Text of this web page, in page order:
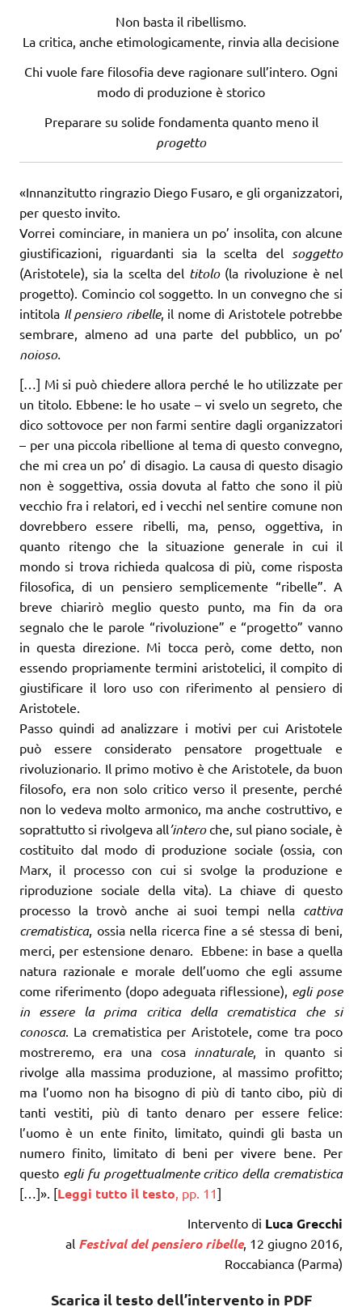
Non basta il ribellismo.
La critica, anche etimologicamente, rinvia alla decisione
Chi vuole fare filosofia deve ragionare sull’intero. Ogni
modo di produzione è storico
Preparare su solide fondamenta quanto meno il
progetto
«Innanzitutto ringrazio Diego Fusaro, e gli organizzatori,
per questo invito.
Vorrei cominciare, in maniera un po’ insolita, con alcune
giustificazioni, riguardanti sia la scelta del soggetto
(Aristotele), sia la scelta del titolo(la rivoluzione è nel
progetto). Comincio col soggetto. In un convegno che si
intitola Il pensiero ribelle, il nome di Aristotele potrebbe
sembrare, almeno ad una parte del pubblico, un po’
noioso.
[…] Mi si può chiedere allora perché le ho utilizzate per
un titolo. Ebbene: le ho usate – vi svelo un segreto, che
dico sottovoce per non farmi sentire dagli organizzatori
– per una piccola ribellione al tema di questo convegno,
che mi crea un po’ di disagio. La causa di questo disagio
non è soggettiva, ossia dovuta al fatto che sono il più
vecchio fra i relatori, ed i vecchi nel sentire comune non
dovrebbero essere ribelli, ma, penso, oggettiva, in
quanto ritengo che la situazione generale in cui il
mondo si trova richieda qualcosa di più, come risposta
filosofica, di un pensiero semplicemente “ribelle”. A
breve chiarirò meglio questo punto, ma fin da ora
segnalo che le parole “rivoluzione” e “progetto” vanno
in questa direzione. Mi tocca però, come detto, non
essendo propriamente termini aristotelici, il compito di
giustificare il loro uso con riferimento al pensiero di
Aristotele.
Passo quindi ad analizzare i motivi per cui Aristotele
può essere considerato pensatore progettuale e
rivoluzionario. Il primo motivo è che Aristotele, da buon
filosofo, era non solo critico verso il presente, perché
non lo vedeva molto armonico, ma anche costruttivo, e
soprattutto si rivolgeva all’interoche, sul piano sociale, è
costituito dal modo di produzione sociale (ossia, con
Marx, il processo con cui si svolge la produzione e
riproduzione sociale della vita). La chiave di questo
processo la trovò anche ai suoi tempi nella cattiva
crematistica, ossia nella ricerca fine a sé stessa di beni,
merci, per estensione denaro. Ebbene: in base a quella
natura razionale e morale dell’uomo che egli assume
come riferimento (dopo adeguata riflessione), egli pose
in essere la prima critica della crematistica che si
conosca. La crematistica per Aristotele, come tra poco
mostreremo, era una cosa innaturale, in quanto si
rivolge alla massima produzione, al massimo profitto;
ma l’uomo non ha bisogno di più di tanto cibo, più di
tanti vestiti, più di tanto denaro per essere felice:
l’uomo è un ente finito, limitato, quindi gli basta un
numero finito, limitato di beni per vivere bene. Per
questo egli fu progettualmente critico della crematistica
[…]». [Leggi tutto il testo , pp. 11]
Intervento di Luca Grecchi
al Festival del pensiero ribelle, 12 giugno 2016,
Roccabianca (Parma)
Scarica il testo dell’intervento in PDF